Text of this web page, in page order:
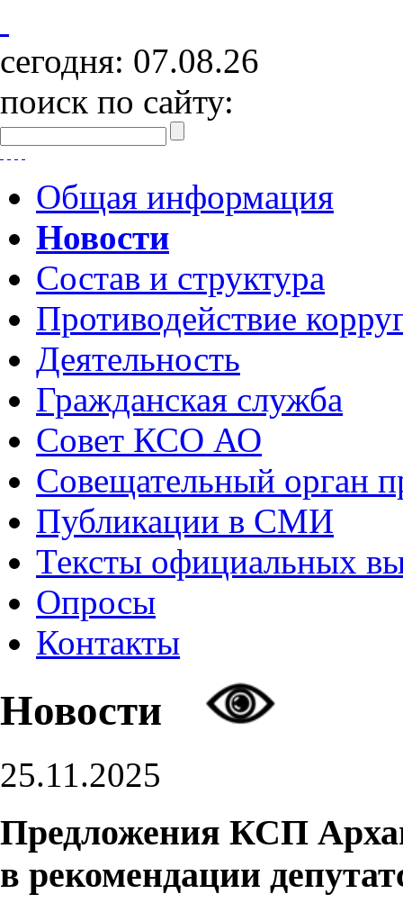
сегодня: 07.08.26
поиск по сайту:
Общая информация
Новости
Состав и структура
Противодействие
Деятельность
Гражданская служба
Совет КСО АО
Совещательный орган
Публикации в СМИ
Тексты официальных
Опросы
Контакты
Новости
25.11.2025
Предложения КСП
в рекомендации